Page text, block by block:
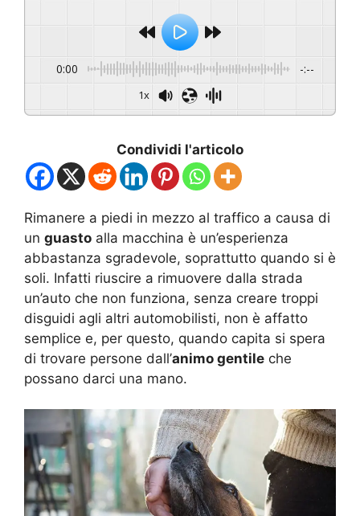
0:00 -:--
1x
Condividi l'articolo
Rimanere a piedi in mezzo al traffico a causa di
un guasto alla macchina è un’esperienza
abbastanza sgradevole, soprattutto quando si è
soli. Infatti riuscire a rimuovere dalla strada
un’auto che non funziona, senza creare troppi
disguidi agli altri automobilisti, non è affatto
semplice e, per questo, quando capita si spera
di trovare persone dall’animo gentile che
possano darci una mano.